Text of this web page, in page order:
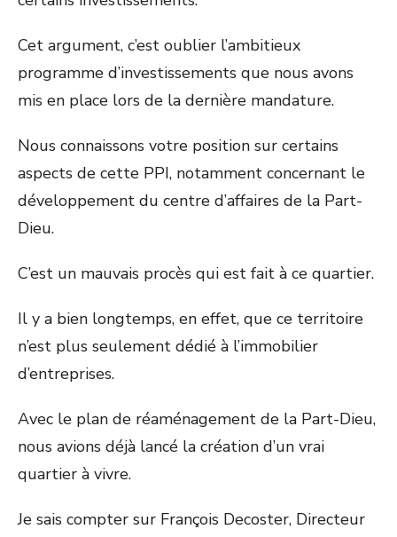
Cet argument, c’est oublier l’ambitieux
programme d’investissements que nous avons
mis en place lors de la dernière mandature.
Nous connaissons votre position sur certains
aspects de cette PPI, notamment concernant le
développement du centre d’affaires de la Part-
Dieu.
C’est un mauvais procès qui est fait à ce quartier.
Il y a bien longtemps, en effet, que ce territoire
n’est plus seulement dédié à l’immobilier
d’entreprises.
Avec le plan de réaménagement de la Part-Dieu,
nous avions déjà lancé la création d’un vrai
quartier à vivre.
Je sais compter sur François Decoster, Directeur